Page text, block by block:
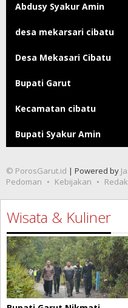
Abdusy Syakur Amin
desa mekarsari cibatu
Desa Mekasari Cibatu
Bupati Garut
Kecamatan cibatu
Bupati Syakur Amin
© PorosGarut.id | Powered by
Pedoman
Kebijakan
Wisata & Kuliner